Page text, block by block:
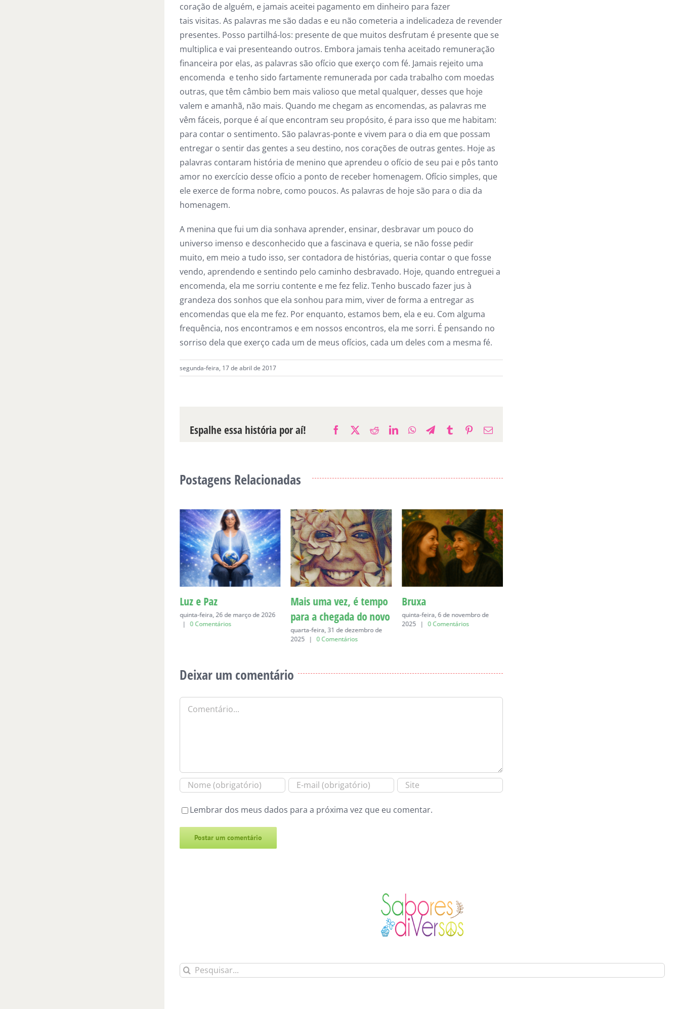
coração de alguém, e jamais aceitei pagamento em dinheiro para fazer
tais visitas. As palavras me são dadas e eu não cometeria a indelicadeza de revender
presentes. Posso partilhá-los: presente de que muitos desfrutam é presente que se
multiplica e vai presenteando outros. Embora jamais tenha aceitado remuneração
financeira por elas, as palavras são ofício que exerço com fé. Jamais rejeito uma
encomenda e tenho sido fartamente remunerada por cada trabalho com moedas
outras, que têm câmbio bem mais valioso que metal qualquer, desses que hoje
valem e amanhã, não mais. Quando me chegam as encomendas, as palavras me
vêm fáceis, porque é aí que encontram seu propósito, é para isso que me habitam:
para contar o sentimento. São palavras-ponte e vivem para o dia em que possam
entregar o sentir das gentes a seu destino, nos corações de outras gentes. Hoje as
palavras contaram história de menino que aprendeu o ofício de seu pai e pôs tanto
amor no exercício desse ofício a ponto de receber homenagem. Ofício simples, que
ele exerce de forma nobre, como poucos. As palavras de hoje são para o dia da
homenagem.
A menina que fui um dia sonhava aprender, ensinar, desbravar um pouco do
universo imenso e desconhecido que a fascinava e queria, se não fosse pedir
muito, em meio a tudo isso, ser contadora de histórias, queria contar o que fosse
vendo, aprendendo e sentindo pelo caminho desbravado. Hoje, quando entreguei a
encomenda, ela me sorriu contente e me fez feliz. Tenho buscado fazer jus à
grandeza dos sonhos que ela sonhou para mim, viver de forma a entregar as
encomendas que ela me fez. Por enquanto, estamos bem, ela e eu. Com alguma
frequência, nos encontramos e em nossos encontros, ela me sorri. É pensando no
sorriso dela que exerço cada um de meus ofícios, cada um deles com a mesma fé.
segunda-feira, 17 de abril de 2017
Espalhe essa história por aí! Facebook RedditLinkedInWhatsAppTelegram
TumblrPinterest
E-
Postagens Relacionadas
Luz e Paz
quinta-feira, 26 de março de 2026
| 0 Comentários
Mais uma vez, é tempo
para a chegada do novo
quarta-feira, 31 de dezembro de
2025
| 0 Comentários
Bruxa
quinta-feira, 6 de novembro de
2025
| 0 Comentários
Deixar um comentário
Comentário
Lembrar dos meus dados para a próxima vez que eu comentar.
Buscar